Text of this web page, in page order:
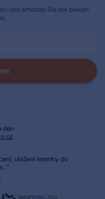
und erhalten Sie die besten
den
uložení letenky do
...“